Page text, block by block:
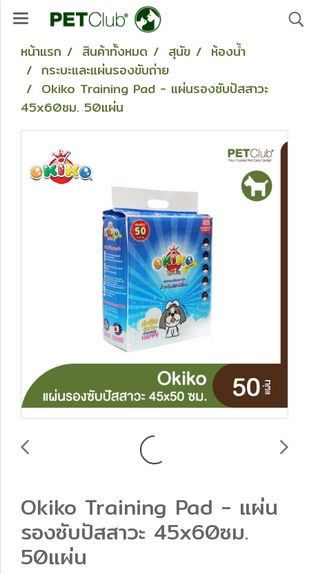
หน้าแรก สินค้าทั้งหมด สุนัข
ห้องน้ำ
กระบะและแผ่นรองขับถ่าย
Okiko Training Pad - แผ่นรองซับปัสสาวะ
45x60ซม. 50แผ่น
Okiko Training Pad - แผ่น
รองซับปัสสาวะ 45x60ซม.
50แผ่น